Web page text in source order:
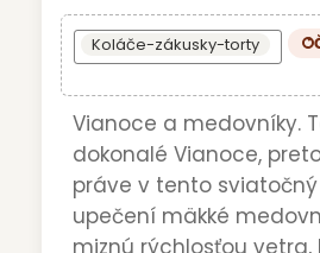
Koláče-zákusky-torty
Vianoce a medovníky.
dokonalé Vianoce,
práve v tento
upečení mäkké